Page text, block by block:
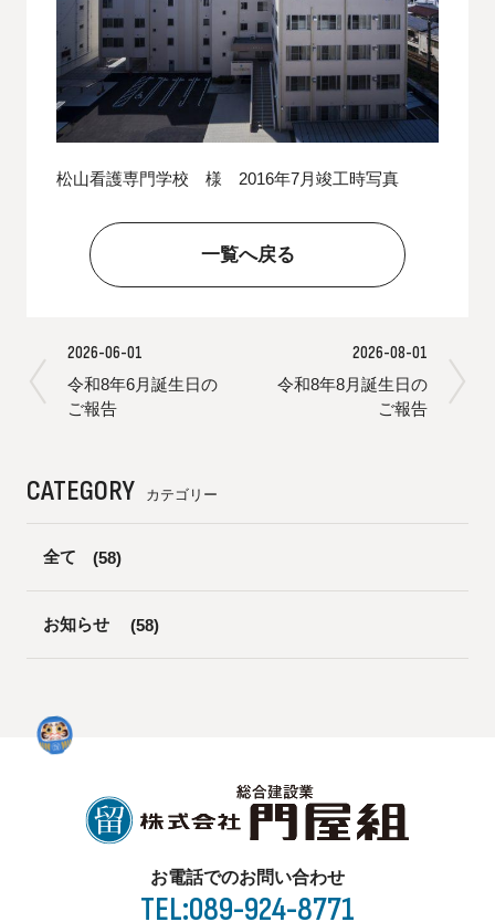
松山看護専門学校 様 2016年7月竣工時写真
一覧へ戻る
2026-06-01
令和8年6月誕生日の
ご報告
2026-08-01
令和8年8月誕生日の
ご報告
CATEGORY カテゴリー
全て (58)
お知らせ (58)
お電話でのお問い合わせ
TEL:089-924-8771